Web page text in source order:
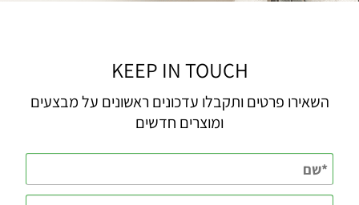
KEEP IN TOUCH
השאירו פרטים ותקבלו עדכונים ראשונים על מבצעים
ומוצרים חדשים